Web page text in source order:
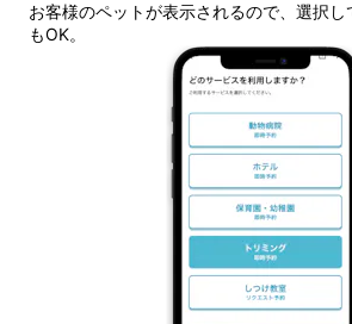
お客様のペットが表示されるので、選択
もOK。